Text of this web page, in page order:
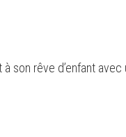
son rêve d’enfant avec